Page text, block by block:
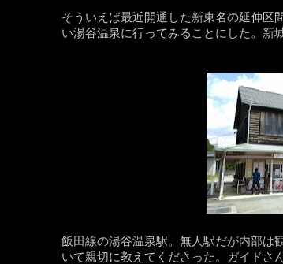
そういえば最近開通した新東名の延伸区
い湯谷温泉に行ってみることにした。新
飯田線の湯谷温泉駅。無人駅だが内部は
いて親切に教えてくださった。ガイドさ